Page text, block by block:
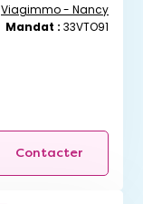
Viagimmo - Nancy
Mandat : 33VTO91
Contacter